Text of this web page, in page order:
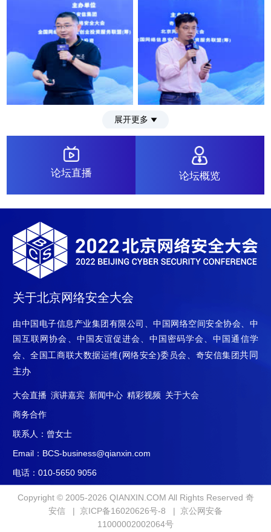
展开更多
论坛直播 论坛概览
关于北京网络安全大会
由中国电子信息产业集团有限公司、中国网络空间安全协会、中
国互联网协会、中国友谊促进会、中国密码学会、中国通信学
会、全国工商联大数据运维(网络安全)委员会、奇安信集团共同
主办
大会直播 演讲嘉宾 新闻中心 精彩视频 关于大会
商务合作
联系人：曾女士
Email：BCS-business@qianxin.com
电话：010-5650 9056
Copyright © 2005-2026 QIANXIN.COM All Rights Reserved 奇
安信 | 京ICP备16020626号-8 | 京公网安备
11000002002064号